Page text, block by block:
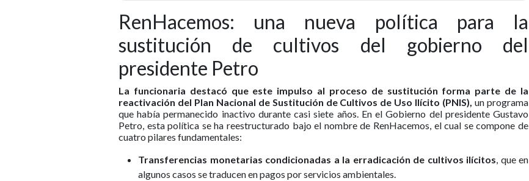
RenHacemos: una nueva política para la
sustitución de cultivos del gobierno del
presidente Petro
La funcionaria destacó que este impulso al proceso de sustitución forma parte de la
reactivación del Plan Nacional de Sustitución de Cultivos de Uso Ilícito (PNIS), un programa
que había permanecido inactivo durante casi siete años. En el Gobierno del presidente Gustavo
Petro, esta política se ha reestructurado bajo el nombre de RenHacemos, el cual se compone de
cuatro pilares fundamentales:
Transferencias monetarias condicionadas a la erradicación de cultivos ilícitos, que en
algunos casos se traducen en pagos por servicios ambientales.